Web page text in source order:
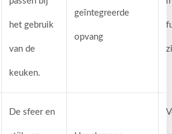
het gebruik
van de
keuken.
geïntegreerde
opvang
De sfeer en